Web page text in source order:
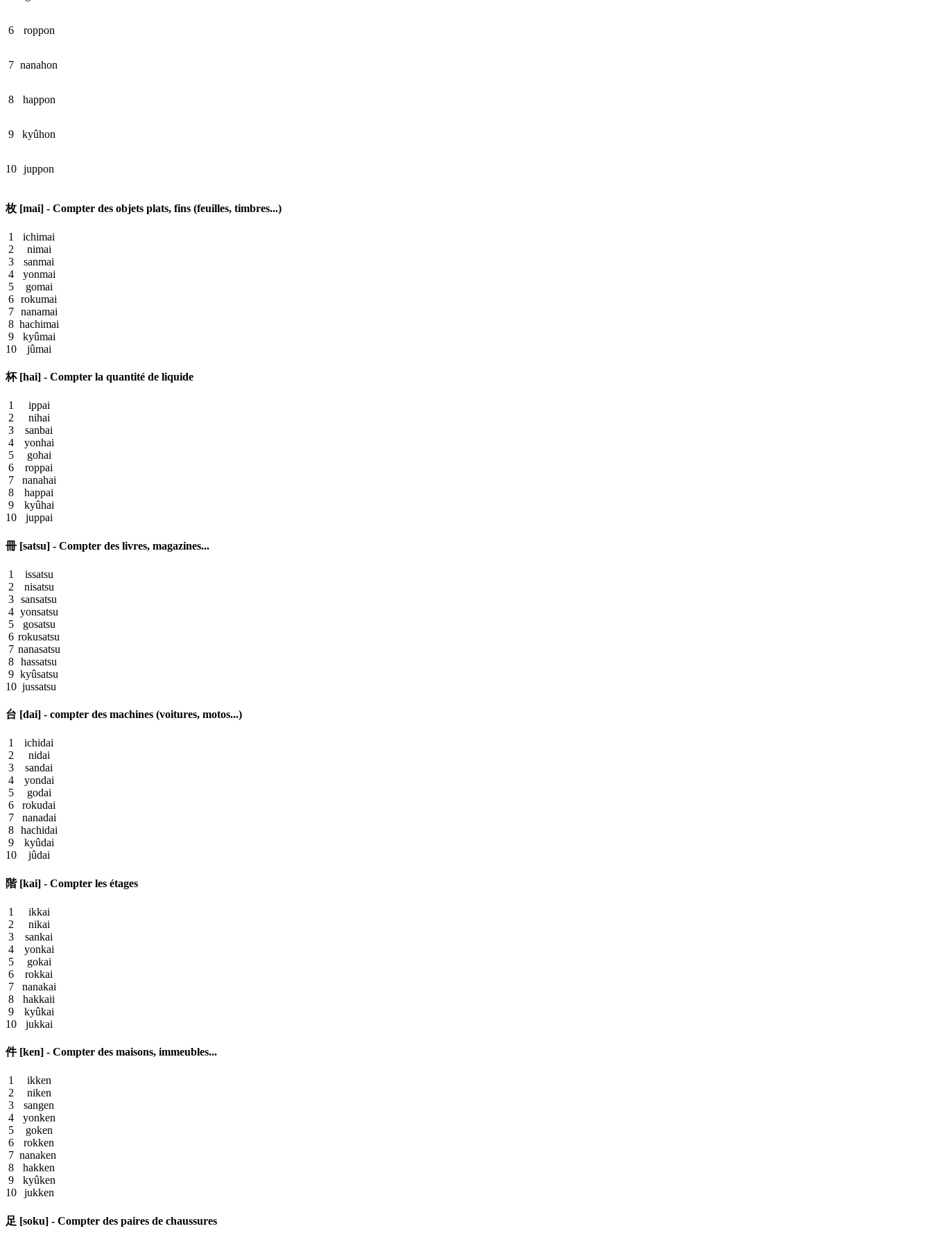
6 roppon
7 nanahon
8 happon
9 kyûhon
10 juppon
枚 [mai] - Compter des objets plats, fins (feuilles, timbres...)
1
ichimai
2
nimai
3
sanmai
4
yonmai
5
gomai
6 rokumai
7 nanamai
8 hachimai
9
kyûmai
10
jûmai
杯 [hai] - Compter la quantité de liquide
1
ippai
2
nihai
3
sanbai
4
yonhai
5
gohai
6
roppai
7
nanahai
8
happai
9
kyûhai
10
juppai
冊 [satsu] - Compter des livres, magazines...
1
issatsu
2
nisatsu
3 sansatsu
4 yonsatsu
5
gosatsu
6 rokusatsu
7 nanasatsu
8 hassatsu
9 kyûsatsu
10 jussatsu
台 [dai] - compter des machines (voitures, motos...)
1
ichidai
2
nidai
3
sandai
4
yondai
5
godai
6
rokudai
7
nanadai
8 hachidai
9
kyûdai
10
jûdai
階 [kai] - Compter les étages
1
ikkai
2
nikai
3
sankai
4
yonkai
5
gokai
6
rokkai
7
nanakai
8
hakkaii
9
kyûkai
10
jukkai
件 [ken] - Compter des maisons, immeubles...
1
ikken
2
niken
3
sangen
4
yonken
5
goken
6
rokken
7 nanaken
8
hakken
9
kyûken
10
jukken
足 [soku] - Compter des paires de chaussures